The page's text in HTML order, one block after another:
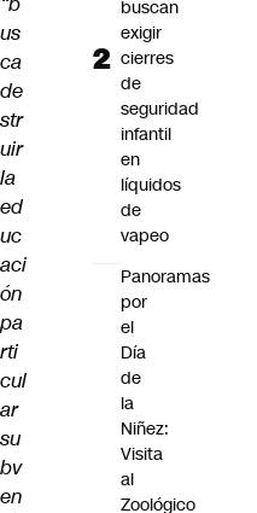
us
ca
de
str
uir
la
ed
uc
aci
ón
pa
rti
cul
ar
su
bv
en
buscan
exigir
cierres
de
seguridad
infantil
en
líquidos
de
vapeo
Panoramas
por
el
Día
de
la
Niñez:
Visita
al
Zoológico